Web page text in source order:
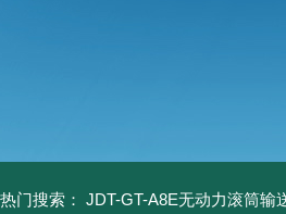
热门搜索： JDT-GT-A8E无动力滚筒输